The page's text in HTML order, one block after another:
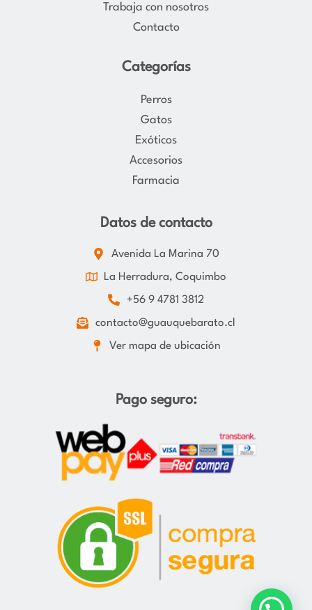
Trabaja con nosotros
Contacto
Categorías
Perros
Gatos
Exóticos
Accesorios
Farmacia
Datos de contacto
Avenida La Marina 70
La Herradura, Coquimbo
+56 9 4781 3812
contacto@guauquebarato.cl
Ver mapa de ubicación
Pago seguro: